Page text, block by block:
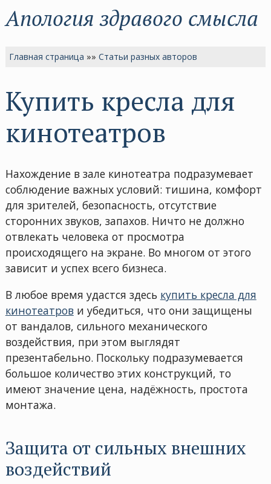
Апология здравого смысла
Главная страница »»Статьи разных авторов
Купить кресла для
кинотеатров
Нахождение в зале кинотеатра подразумевает
соблюдение важных условий: тишина, комфорт
для зрителей, безопасность, отсутствие
сторонних звуков, запахов. Ничто не должно
отвлекать человека от просмотра
происходящего на экране. Во многом от этого
зависит и успех всего бизнеса.
В любое время удастся здесь купить кресла для
кинотеатров и убедиться, что они защищены
от вандалов, сильного механического
воздействия, при этом выглядят
презентабельно. Поскольку подразумевается
большое количество этих конструкций, то
имеют значение цена, надёжность, простота
монтажа.
Защита от сильных внешних
воздействий